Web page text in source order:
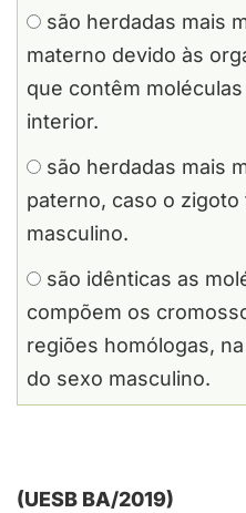
são herdadas mais
materno devido às
que contêm
interior.
são herdadas mais
paterno, caso o
masculino.
são idênticas as
compõem os
regiões homólogas,
do sexo masculino.
(UESB BA/2019)